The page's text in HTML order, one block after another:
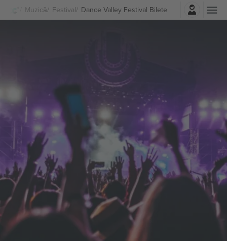
Muzică Festival Dance Valley Festival Bilete
Autentificare